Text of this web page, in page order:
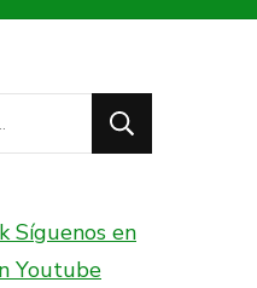
Síguenos en
Youtube